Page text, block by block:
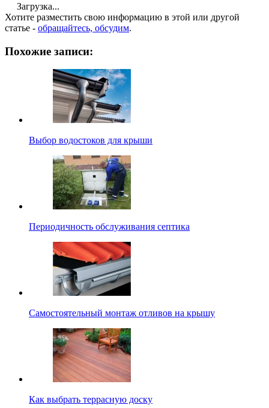
Загрузка...
Хотите разместить свою информацию в этой или другой
статье - обращайтесь, обсудим.
Похожие записи:
Выбор водостоков для крыши
Периодичность обслуживания септика
Самостоятельный монтаж отливов на крышу
Как выбрать террасную доску